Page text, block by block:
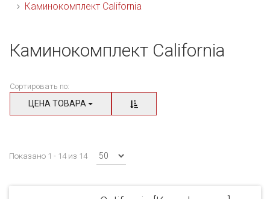
Каминокомплект California
Каминокомплект California
Сортировать по:
ЦЕНА ТОВАРА
Показано 1 - 14 из 14